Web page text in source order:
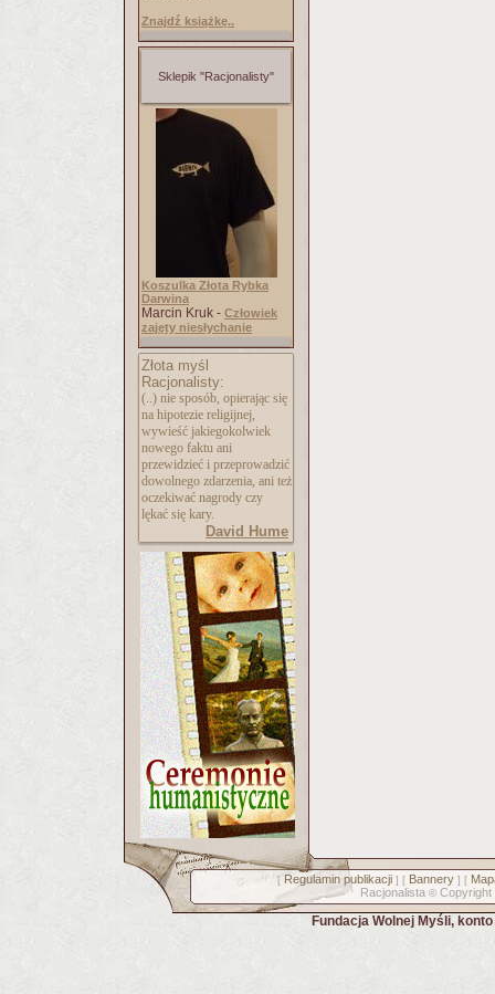
Znajdź książkę..
Sklepik "Racjonalisty"
Koszulka Złota Rybka
Darwina
Marcin Kruk - Człowiek
zajęty niesłychanie
Złota myśl
Racjonalisty:
(..) nie sposób, opierając się
na hipotezie religijnej,
wywieść jakiegokolwiek
nowego faktu ani
przewidzieć i przeprowadzić
dowolnego zdarzenia, ani też
oczekiwać nagrody czy
lękać się kary.
David Hume
[ Regulamin publikacji] [ Bannery] [
Racjonalista © Copyright
Fundacja Wolnej Myśli,